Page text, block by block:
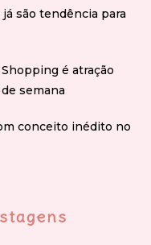
são tendência para
é atração
semana
conceito inédito no